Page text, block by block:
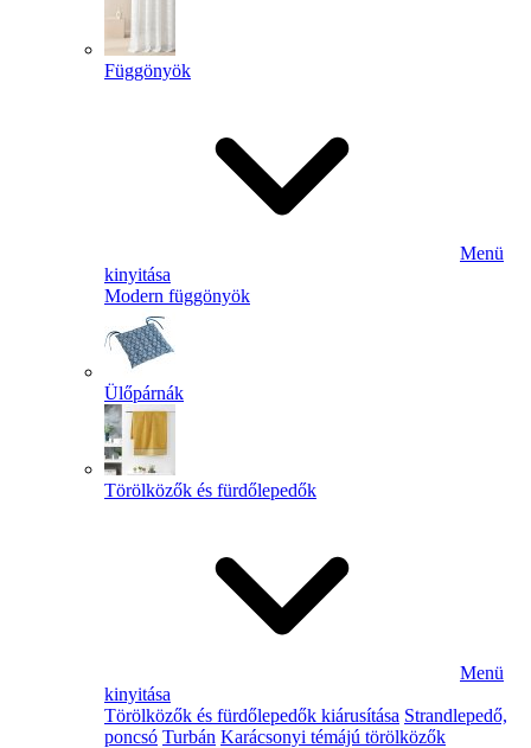
Függönyök
Menü
kinyitása
Modern függönyök
Ülőpárnák
Törölközők és fürdőlepedők
Menü
kinyitása
Törölközők és fürdőlepedők kiárusítása Strandlepedő,
poncsó Turbán Karácsonyi témájú törölközők